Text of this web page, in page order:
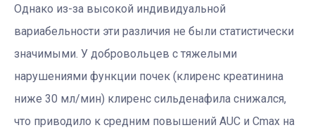
Однако из-за высокой индивидуальной
вариабельности эти различия не были статистически
значимыми. У добровольцев с тяжелыми
нарушениями функции почек (клиренс креатинина
ниже 30 мл/мин) клиренс сильденафила снижался,
что приводило к средним повышений AUC и Cmax на